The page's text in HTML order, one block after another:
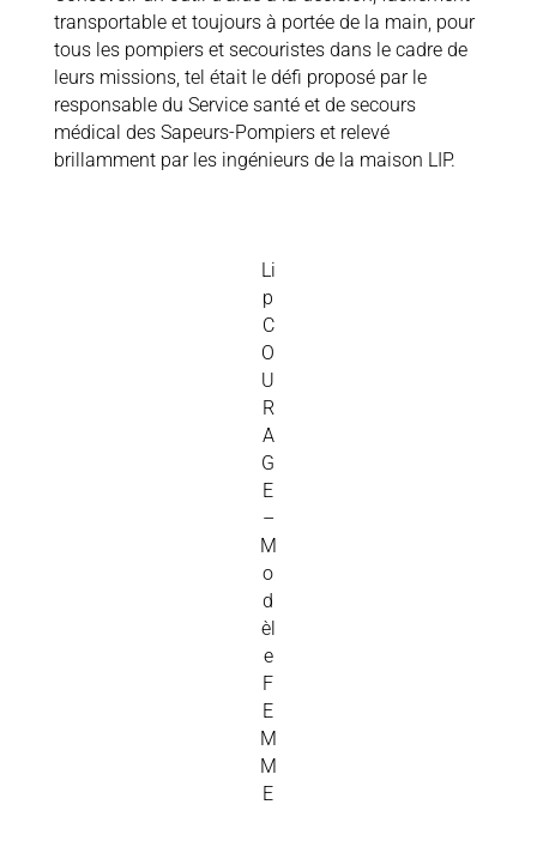
transportable et toujours à portée de la main, pour
tous les pompiers et secouristes dans le cadre de
leurs missions, tel était le défi proposé par le
responsable du Service santé et de secours
médical des Sapeurs-Pompiers et relevé
brillamment par les ingénieurs de la maison LIP.
Li
p
C
O
U
R
A
G
E
–
M
o
d
èl
e
F
E
M
M
E